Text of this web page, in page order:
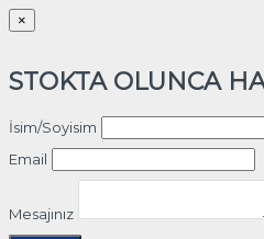
×
STOKTA OLUNCA
İsim/Soyisim
Email
Mesajınız